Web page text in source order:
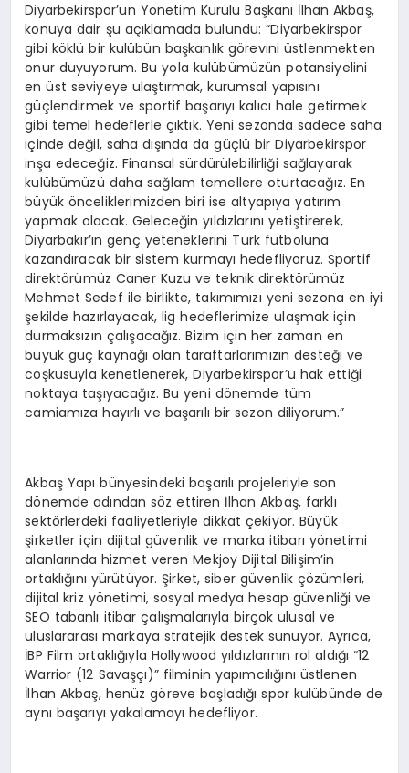
Diyarbekirspor’un Yönetim Kurulu Başkanı İlhan Akbaş,
konuya dair şu açıklamada bulundu: “Diyarbekirspor
gibi köklü bir kulübün başkanlık görevini üstlenmekten
onur duyuyorum. Bu yola kulübümüzün potansiyelini
en üst seviyeye ulaştırmak, kurumsal yapısını
güçlendirmek ve sportif başarıyı kalıcı hale getirmek
gibi temel hedeflerle çıktık. Yeni sezonda sadece saha
içinde değil, saha dışında da güçlü bir Diyarbekirspor
inşa edeceğiz. Finansal sürdürülebilirliği sağlayarak
kulübümüzü daha sağlam temellere oturtacağız. En
büyük önceliklerimizden biri ise altyapıya yatırım
yapmak olacak. Geleceğin yıldızlarını yetiştirerek,
Diyarbakır’ın genç yeteneklerini Türk futboluna
kazandıracak bir sistem kurmayı hedefliyoruz. Sportif
direktörümüz Caner Kuzu ve teknik direktörümüz
Mehmet Sedef ile birlikte, takımımızı yeni sezona en iyi
şekilde hazırlayacak, lig hedeflerimize ulaşmak için
durmaksızın çalışacağız. Bizim için her zaman en
büyük güç kaynağı olan taraftarlarımızın desteği ve
coşkusuyla kenetlenerek, Diyarbekirspor’u hak ettiği
noktaya taşıyacağız. Bu yeni dönemde tüm
camiamıza hayırlı ve başarılı bir sezon diliyorum.”
Akbaş Yapı bünyesindeki başarılı projeleriyle son
dönemde adından söz ettiren İlhan Akbaş, farklı
sektörlerdeki faaliyetleriyle dikkat çekiyor. Büyük
şirketler için dijital güvenlik ve marka itibarı yönetimi
alanlarında hizmet veren Mekjoy Dijital Bilişim’in
ortaklığını yürütüyor. Şirket, siber güvenlik çözümleri,
dijital kriz yönetimi, sosyal medya hesap güvenliği ve
SEO tabanlı itibar çalışmalarıyla birçok ulusal ve
uluslararası markaya stratejik destek sunuyor. Ayrıca,
İBP Film ortaklığıyla Hollywood yıldızlarının rol aldığı “12
Warrior (12 Savaşçı)” filminin yapımcılığını üstlenen
İlhan Akbaş, henüz göreve başladığı spor kulübünde de
aynı başarıyı yakalamayı hedefliyor.